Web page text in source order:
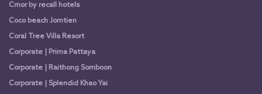
Cmor by recall hotels
Coco beach Jomtien
Coral Tree Villa Resort
Corporate | Prima Pattaya
Corporate | Raithong Somboon
Corporate | Splendid Khao Yai